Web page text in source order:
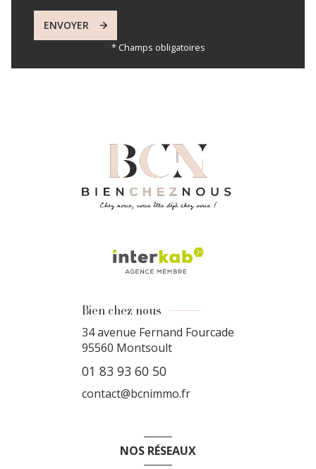
ENVOYER
* Champs obligatoires
Bien chez nous
34 avenue Fernand Fourcade
95560 Montsoult
01 83 93 60 50
contact@bcnimmo.fr
NOS RÉSEAUX